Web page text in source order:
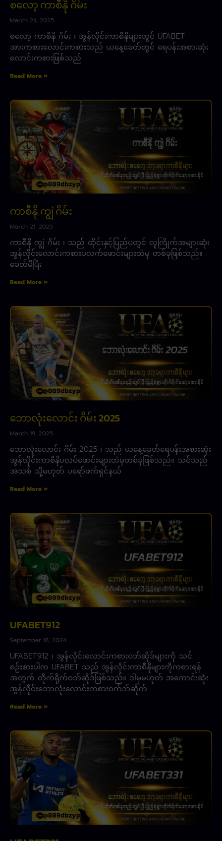
စလော့ ကာစီနို ဂိမ်း
March 24, 2025
စလော့ ကာစီနို ဂိမ်း ၊ အွန်လိုင်းကာစီနိုများတွင် UFABET
အားကစားလောင်းကစားသည် ယနေ့ခေတ်တွင် ရေပန်းအစားဆုံး
လောင်းကစားဖြစ်သည်
Read More »
ကာစီနို ကျွဲ ဂိမ်း
March 21, 2025
ကာစီနို ကျွဲ ဂိမ်း ၊ သည် ထိုင်းနှင့်ပြည်ပတွင် လူကြိုက်အများဆုံး
အွန်လိုင်းလောင်းကစားပလက်ဖောင်းများထဲမှ တစ်ခုဖြစ်သည်။
ခေတ်မီပြီး
Read More »
ဘောလုံးလောင်း ဂိမ်း 2025
March 19, 2025
ဘောလုံးလောင်း ဂိမ်း 2025 ၊ သည် ယနေ့ခေတ်ရေပန်းအစားဆုံး
အွန်လိုင်းကာစီနိုပလပ်ဖောင်းများထဲမှတစ်ခုဖြစ်သည်။ သင်သည်
အသစ် သို့မဟုတ် ပရော်ဖက်ရှင်နယ်
Read More »
UFABET912
September 18, 2024
UFABET912 ၊ အွန်လိုင်းလောင်းကစားဝဘ်ဆိုဒ်များကို သင်
စဉ်းစားပါက UFABET သည် အွန်လိုင်းကာစီနိုများကိုကစားရန်
အတွက် တိုက်ရိုက်ဝဘ်ဆိုဒ်ဖြစ်သည်။ ဒါမှမဟုတ် အကောင်းဆုံး
အွန်လိုင်းဘောလုံးလောင်းကစားဝက်ဘ်ဆိုက်
Read More »